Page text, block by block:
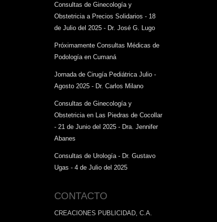
Consultas de Ginecología y
Obstetricia a Precios Solidarios - 18
de Julio del 2025 - Dr. José G. Lugo
Próximamente Consultas Médicas de
Podología en Cumaná
Jornada de Cirugía Pediátrica Julio -
Agosto 2025 - Dr. Carlos Milano
Consultas de Ginecología y
Obstetricia en Las Piedras de Cocollar
- 21 de Junio del 2025 - Dra. Jennifer
Abanes
Consultas de Urología - Dr. Gustavo
Ugas - 4 de Julio del 2025
CONTACTO
CREACIONES PUBLICIDAD, C.A.